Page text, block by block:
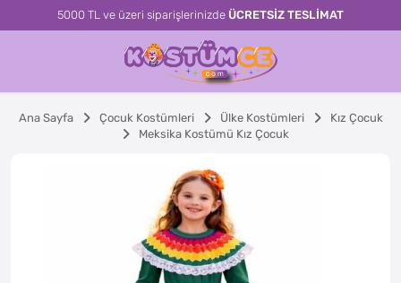
5000 TL ve üzeri siparişlerinizde ÜCRETSİZ TESLİMAT
Ana Sayfa Çocuk Kostümleri Ülke Kostümleri
Kız Çocuk
Meksika Kostümü Kız Çocuk